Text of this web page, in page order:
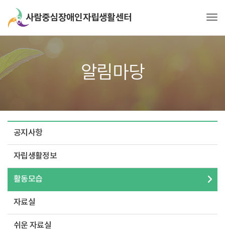
알림마당
공지사항
자립생활정보
활동모습
자료실
쉬운 자료실